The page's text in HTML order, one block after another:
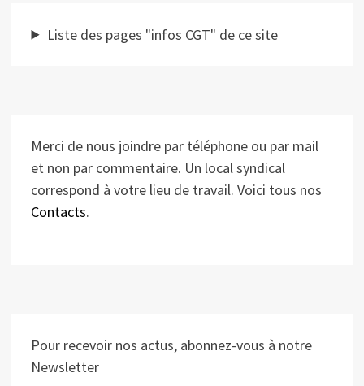
Liste des pages "infos CGT" de ce site
Merci de nous joindre par téléphone ou par mail
et non par commentaire. Un local syndical
correspond à votre lieu de travail. Voici tous nos
Contacts.
Pour recevoir nos actus, abonnez-vous à notre
Newsletter